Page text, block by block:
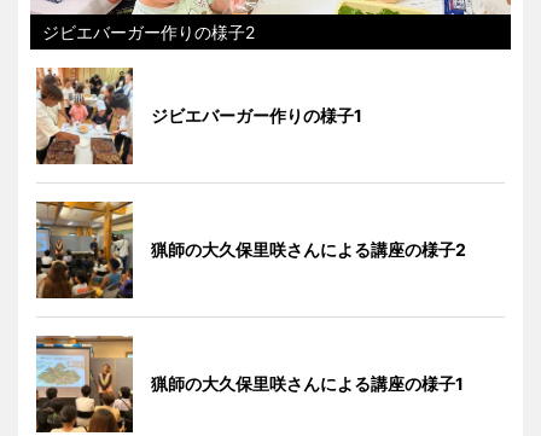
ジビエバーガー作りの様子2
ジビエバーガー作りの様子1
猟師の大久保里咲さんによる講座の様子2
猟師の大久保里咲さんによる講座の様子1